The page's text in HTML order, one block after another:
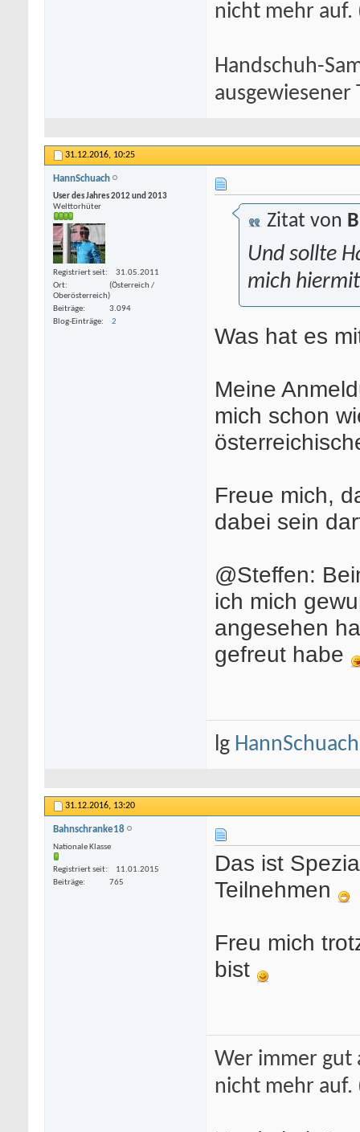
nicht mehr auf.
Handschuh-
ausgewiesener
31.12.2016, 10:25
HannSchuach
User des Jahres 2012 und 2013
Welttorhüter
Registriert seit
31.05.2011
Ort
(Österreich /
Oberösterreich)
Beiträge
3.094
Blog-Einträge
2
Zitat von
Und sollte
mich
Was hat es
Meine
mich schon
Freue mich,
dabei sein
@Steffen:
ich mich
angesehen
gefreut habe
lg HannSchuach
31.12.2016, 13:20
Bahnschranke18
Nationale Klasse
Registriert seit
11.01.2015
Beiträge
765
Das ist
Teilnehmen
Freu mich
bist
Wer immer gut
nicht mehr auf.